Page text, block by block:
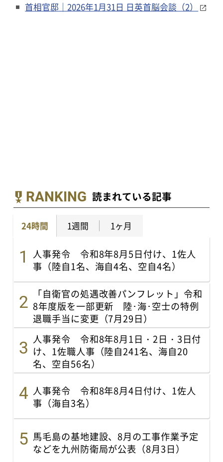
首相官邸｜2026年1月31日 日英首脳会談（2）
RANKING 読まれている記事
24時間 1週間 1ヶ月
人事発令 令和8年8月5日付け、1佐人
事（陸自1名、海自4名、空自4名）
「自衛官の処遇改善パンフレット」令和
8年度版を一部更新 陸･海･空士の特例
退職手当に変更（7月29日）
人事発令 令和8年8月1日・2日・3日付
け、1佐職人事（陸自241名、海自20
名、空自56名）
人事発令 令和8年8月4日付け、1佐人
事（海自3名）
馬毛島の基地建設、8月の工事作業予定
などを九州防衛局が公表（8月3日）